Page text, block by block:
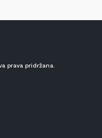
prava pridržana.